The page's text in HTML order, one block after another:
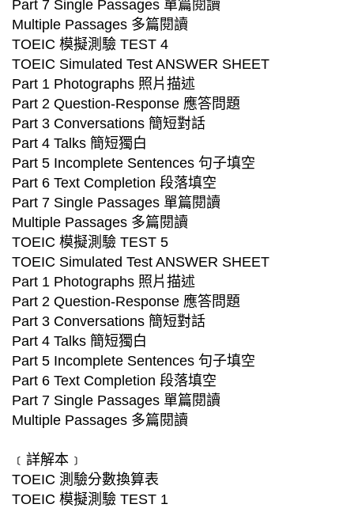
Part 7 Single Passages 單篇閱讀
Multiple Passages 多篇閱讀
TOEIC 模擬測驗 TEST 4
TOEIC Simulated Test ANSWER SHEET
Part 1 Photographs 照片描述
Part 2 Question-Response 應答問題
Part 3 Conversations 簡短對話
Part 4 Talks 簡短獨白
Part 5 Incomplete Sentences 句子填空
Part 6 Text Completion 段落填空
Part 7 Single Passages 單篇閱讀
Multiple Passages 多篇閱讀
TOEIC 模擬測驗 TEST 5
TOEIC Simulated Test ANSWER SHEET
Part 1 Photographs 照片描述
Part 2 Question-Response 應答問題
Part 3 Conversations 簡短對話
Part 4 Talks 簡短獨白
Part 5 Incomplete Sentences 句子填空
Part 6 Text Completion 段落填空
Part 7 Single Passages 單篇閱讀
Multiple Passages 多篇閱讀
﹝詳解本﹞
TOEIC 測驗分數換算表
TOEIC 模擬測驗 TEST 1